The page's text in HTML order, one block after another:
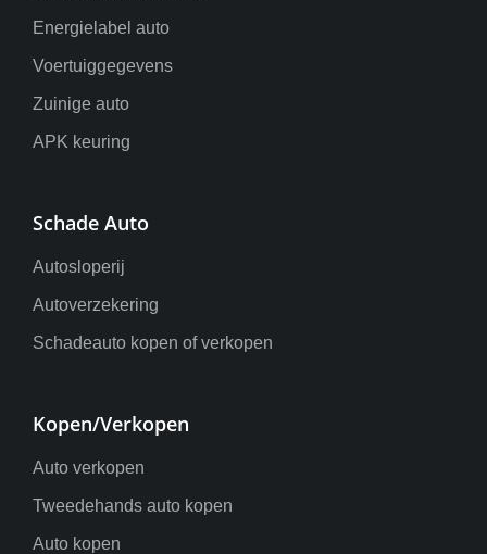
Energielabel auto
Voertuiggegevens
Zuinige auto
APK keuring
Schade Auto
Autosloperij
Autoverzekering
Schadeauto kopen of verkopen
Kopen/Verkopen
Auto verkopen
Tweedehands auto kopen
Auto kopen